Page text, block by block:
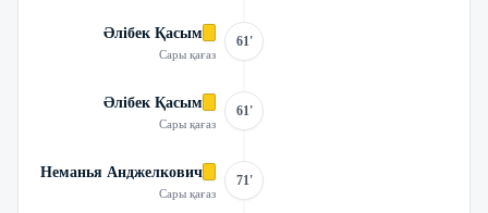
Әлібек Қасым
Сары қағаз
61'
Әлібек Қасым
Сары қағаз
61'
Неманья Анджелкович
Сары қағаз
71'